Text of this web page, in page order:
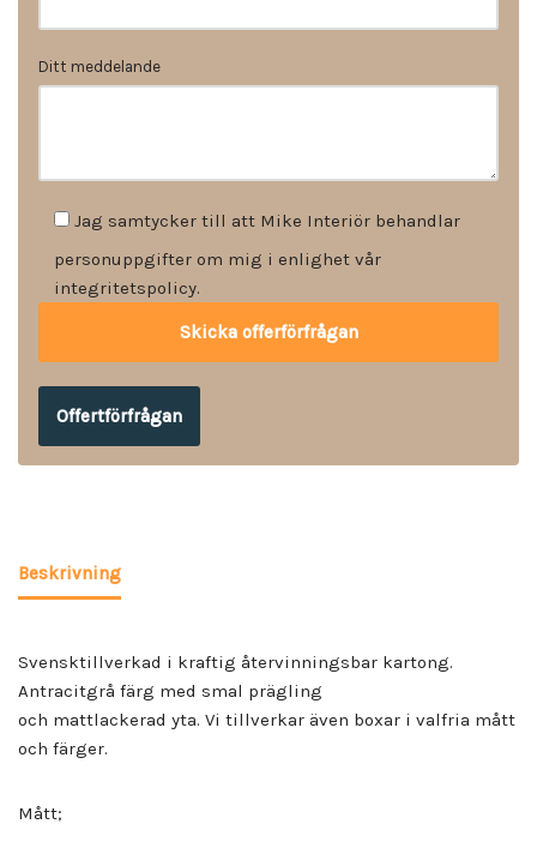
Ditt meddelande
Jag samtycker till att Mike Interiör behandlar
personuppgifter om mig i enlighet vår
integritetspolicy.
Offertförfrågan
Beskrivning
Svensktillverkad i kraftig återvinningsbar kartong.
Antracitgrå färg med smal prägling
och mattlackerad yta. Vi tillverkar även boxar i valfria mått
och färger.
Mått;